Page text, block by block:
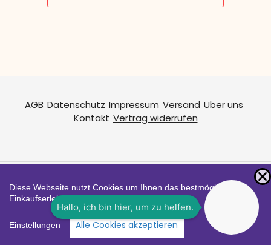
AGB Datenschutz Impressum Versand Über uns
Kontakt Vertrag widerrufen
Zahlungsarten
FacebookInstagramYouTube
Shop erstellt mit
VersaCommerce.
Besuche uns auch auf lieber-
lokal.de
Diese Webseite nutzt Cookies um Ihnen das bestmögliche
Einkaufserlebnis zu bieten.
Einstellungen Alle Cookies akzeptieren